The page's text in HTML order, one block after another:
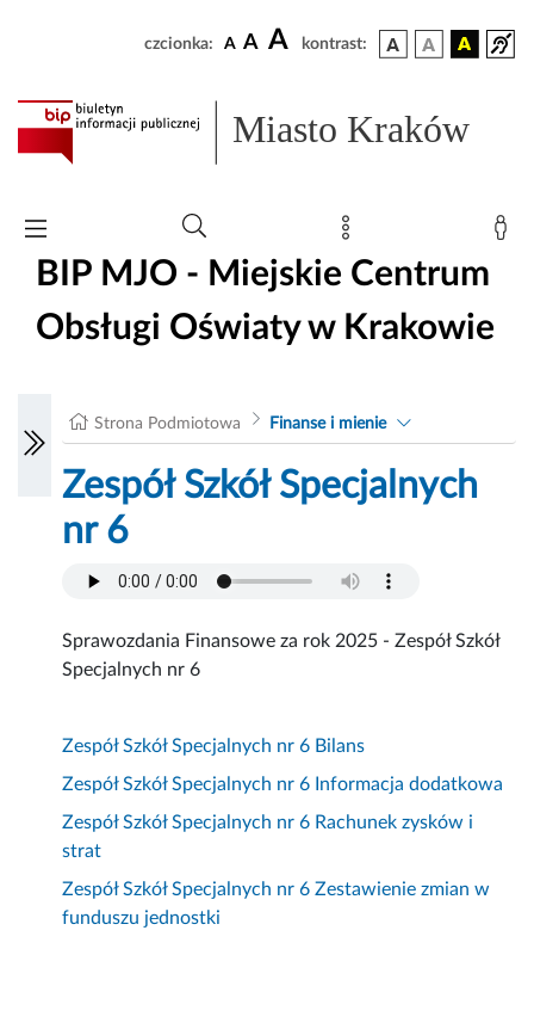
czcionka: A A A kontrast:
Miasto Kraków
BIP MJO - Miejskie Centrum
Obsługi Oświaty w Krakowie
Strona Podmiotowa Finanse i mienie
Zespół Szkół Specjalnych
nr 6
Sprawozdania Finansowe za rok 2025 - Zespół Szkół
Specjalnych nr 6
Zespół Szkół Specjalnych nr 6 Bilans
Zespół Szkół Specjalnych nr 6 Informacja dodatkowa
Zespół Szkół Specjalnych nr 6 Rachunek zysków i
strat
Zespół Szkół Specjalnych nr 6 Zestawienie zmian w
funduszu jednostki